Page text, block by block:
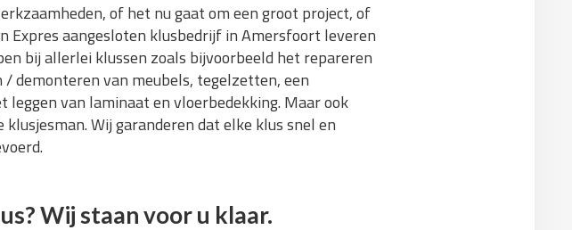
of het nu gaat om een groot project, of
Expres aangesloten klusbedrijf in Amersfoort leveren
bij allerlei klussen zoals bijvoorbeeld het repareren
demonteren van meubels, tegelzetten, een
van laminaat en vloerbedekking. Maar ook
Wij garanderen dat elke klus snel en
Wij staan voor u klaar.